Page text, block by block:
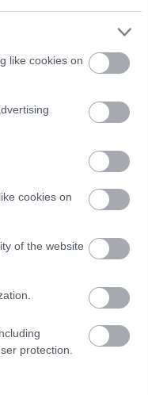
like cookies on
cookies on
of the website
protection.
Tető, ami
családról
Döntsön
Kirakat